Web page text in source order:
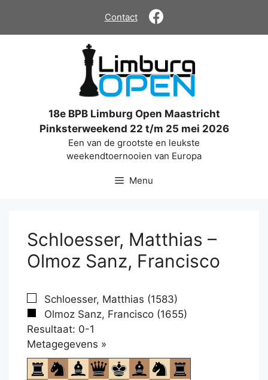
de
Contact
18e BPB Limburg Open Maastricht
Pinksterweekend 22 t/m 25 mei 2026
Een van de grootste en leukste
weekendtoernooien van Europa
Menu
Schloesser, Matthias –
Olmoz Sanz, Francisco
Schloesser, Matthias (1583)
Olmoz Sanz, Francisco (1655)
Resultaat: 0-1
Metagegevens »
om
te